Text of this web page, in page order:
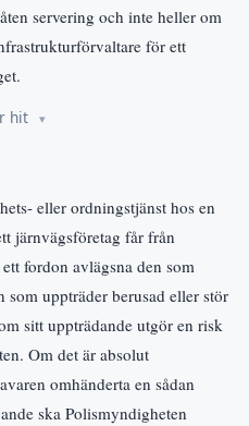
servering och inte heller om
för ett
hit
eller ordningstjänst hos en
järnvägsföretag får från
fordon avlägsna den som
som uppträder berusad eller stör
sitt uppträdande utgör en risk
Om det är absolut
omhänderta en sådan
ska Polismyndigheten